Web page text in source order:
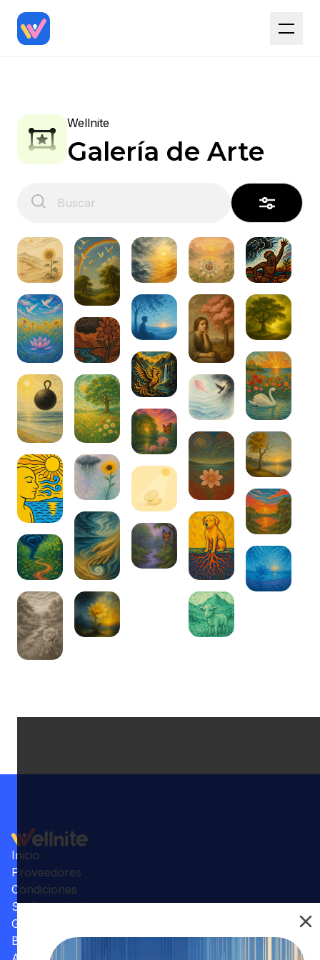
Wellnite
Galería de Arte
Inicio
Proveedores
Condiciones
Su Consultorio
Galería
Beneficios